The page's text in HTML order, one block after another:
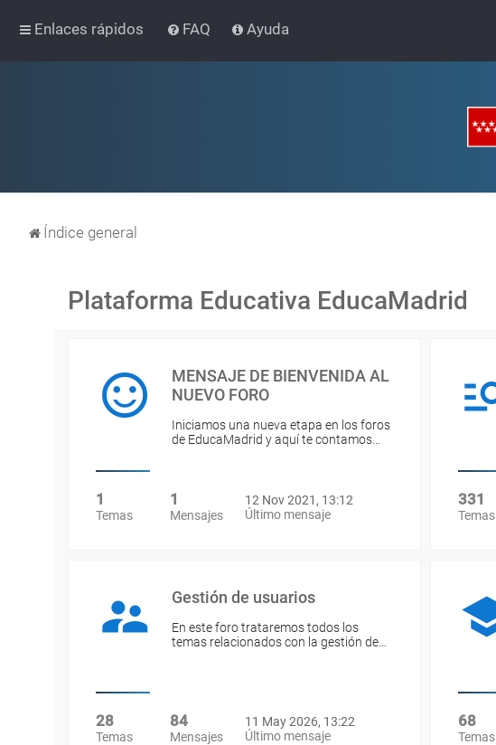
Enlaces rápidos FAQ Ayuda
Índice general
Plataforma Educativa EducaMadrid
MENSAJE DE BIENVENIDA AL
NUEVO FORO
Iniciamos una nueva etapa en los foros
de EducaMadrid y aquí te contamos…
1
Temas
1
Mensajes
12 Nov 2021, 13:12
Último mensaje
331
Temas
Gestión de usuarios
En este foro trataremos todos los
temas relacionados con la gestión de…
28
Temas
84
Mensajes
11 May 2026, 13:22
Último mensaje
68
Temas